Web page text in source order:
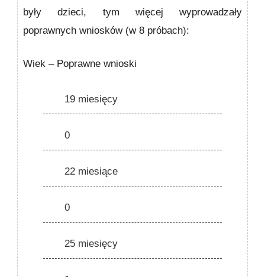
były dzieci, tym więcej wyprowadzały
poprawnych wnios­ków (w 8 próbach):
Wiek – Poprawne wnioski
19 miesięcy
0
22 miesiące
0
25 miesięcy